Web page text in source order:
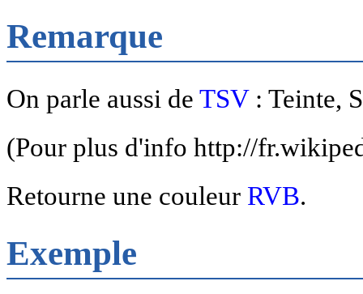
Remarque
On parle aussi de TSV : Teinte,
(Pour plus d'info http://
Retourne une couleur RVB.
Exemple